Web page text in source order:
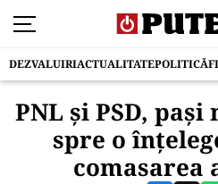
DEZVALUIRIACTUALITATEPOLITICĂ
PNL și PSD,
spre o
comasarea